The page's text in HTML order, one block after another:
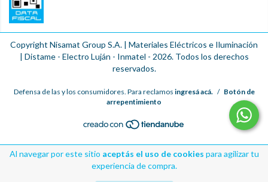
Al navegar por este sitio aceptás el uso de cookies para agilizar tu
experiencia de compra.
Copyright Nisamat Group S.A. | Materiales Eléctricos e Iluminación
| Distame - Electro Luján - Inmatel - 2026. Todos los derechos
reservados.
Defensa de las y los consumidores. Para reclamos ingresá acá. / Botón de
arrepentimiento